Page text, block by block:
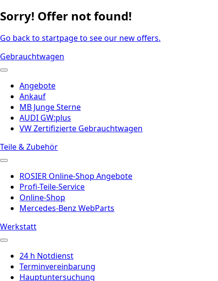
Sorry! Offer not found!
Go back to startpage to see our new offers.
Gebrauchtwagen
Angebote
Ankauf
MB Junge Sterne
AUDI GW:plus
VW Zertifizierte Gebrauchtwagen
Teile & Zubehör
ROSIER Online-Shop Angebote
Profi-Teile-Service
Online-Shop
Mercedes-Benz WebParts
Werkstatt
24 h Notdienst
Terminvereinbarung
Hauptuntersuchung